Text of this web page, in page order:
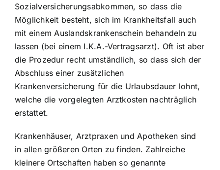
Sozialversicherungsabkommen, so dass die
Möglichkeit besteht, sich im Krankheitsfall auch
mit einem Auslandskrankenschein behandeln zu
lassen (bei einem I.K.A.-Vertragsarzt). Oft ist aber
die Prozedur recht umständlich, so dass sich der
Abschluss einer zusätzlichen
Krankenversicherung für die Urlaubsdauer lohnt,
welche die vorgelegten Arztkosten nachträglich
erstattet.
Krankenhäuser, Arztpraxen und Apotheken sind
in allen größeren Orten zu finden. Zahlreiche
kleinere Ortschaften haben so genannte